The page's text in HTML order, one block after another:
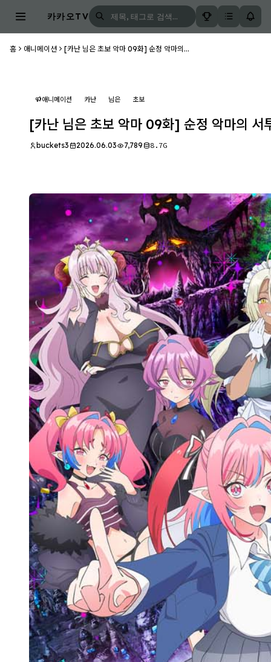
카카오TV
홈 애니메이션 [카난 님은 초보 악마 09화] 순정 악마의...
애니메이션 카난 님은 초보
[카난 님은 초보 악마 09화] 순정 악마의 서
buckets3 2026.06.03 7,789 8.7G